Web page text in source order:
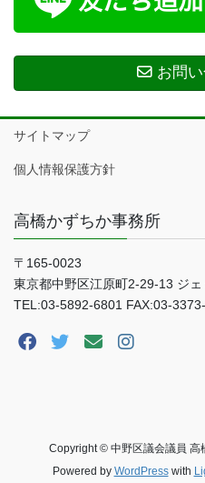
お問
サイトマップ
個人情報保護方針
高橋かずちか事務所
〒165-0023
東京都中野区江原町2-29-13 ジ
TEL:03-5892-6801 FAX:03-
Copyright © 中野区議会議員 高
Powered by WordPresswith